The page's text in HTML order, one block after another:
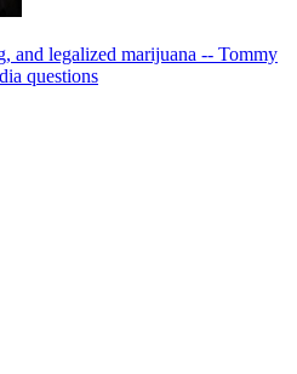
and legalized marijuana -- Tommy
questions